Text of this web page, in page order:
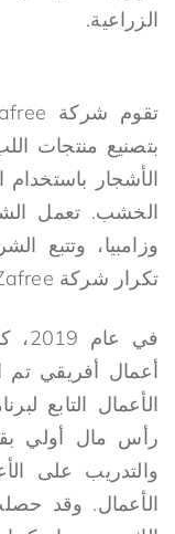
الزراعية.
الأشجار
الخشب. تعمل
وزامبيا، وتتبع
تكرار شركة Zafree في مختلف البلدان الأفريقية.
أعمال أفريقي تم
الأعمال. وقد